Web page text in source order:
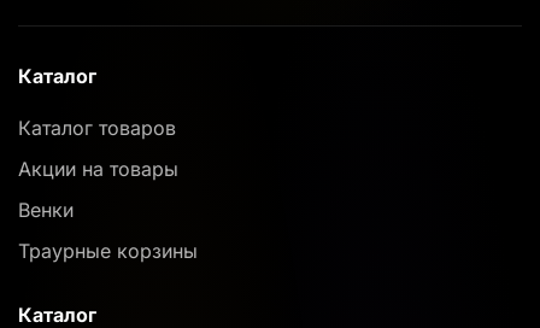
Каталог
Каталог товаров
Акции на товары
Венки
Траурные корзины
Каталог